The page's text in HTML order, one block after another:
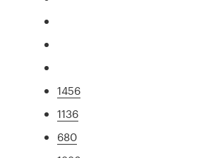
1456
1136
680